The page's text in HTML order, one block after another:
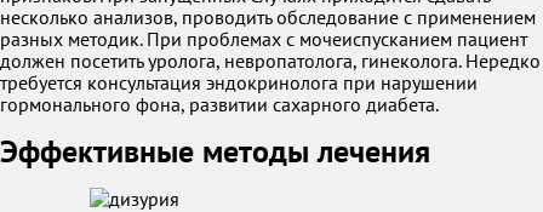
несколько анализов, проводить обследование с применением
разных методик. При проблемах с мочеиспусканием пациент
должен посетить уролога, невропатолога, гинеколога. Нередко
требуется консультация эндокринолога при нарушении
гормонального фона, развитии сахарного диабета.
Эффективные методы лечения